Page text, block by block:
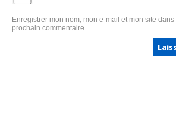
Enregistrer mon nom, mon e-mail et mon site
prochain commentaire.